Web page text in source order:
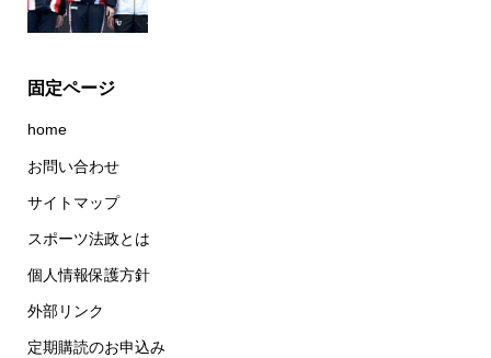
固定ページ
home
お問い合わせ
サイトマップ
スポーツ法政とは
個人情報保護方針
外部リンク
定期購読のお申込み